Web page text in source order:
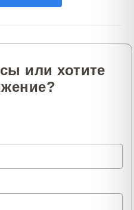
или хотите